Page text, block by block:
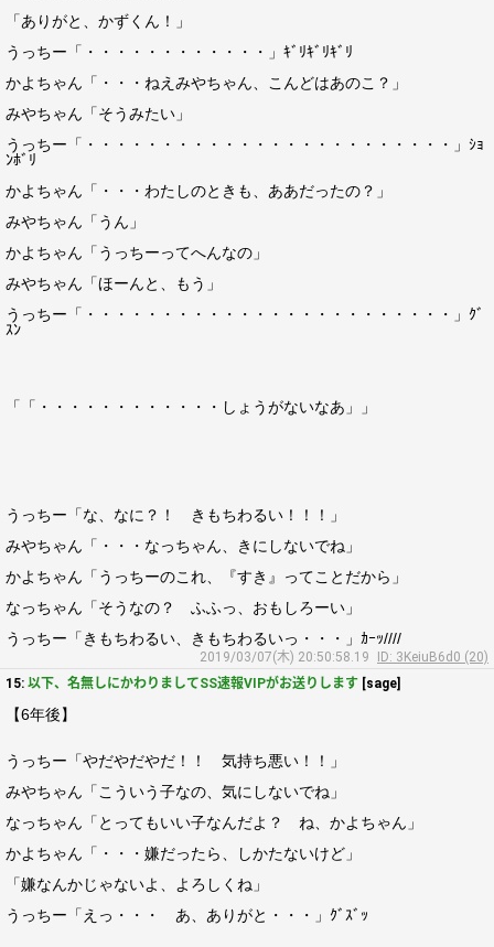
「ありがと、かずくん！」
うっちー「・・・・・・・・・・・・」ｷﾞﾘｷﾞﾘｷﾞﾘ
かよちゃん「・・・ねえみやちゃん、こんどはあのこ？」
みやちゃん「そうみたい」
うっちー「・・・・・・・・・・・・・・・・・・・・・・・・」ｼｮ
ﾝﾎﾞﾘ
かよちゃん「・・・わたしのときも、ああだったの？」
みやちゃん「うん」
かよちゃん「うっちーってへんなの」
みやちゃん「ほーんと、もう」
うっちー「・・・・・・・・・・・・・・・・・・・・・・・・」ｸﾞ
ｽﾝ
「「・・・・・・・・・・・・しょうがないなあ」」
うっちー「な、なに？！ きもちわるい！！！」
みやちゃん「・・・なっちゃん、きにしないでね」
かよちゃん「うっちーのこれ、『すき』ってことだから」
なっちゃん「そうなの？ ふふっ、おもしろーい」
うっちー「きもちわるい、きもちわるいっ・・・」ｶｰｯ////
2019/03/07(木) 20:50:58.19
ID: 3KeiuB6d0 (20)
15: 以下、名無しにかわりましてSS速報VIPがお送りします [sage]
【6年後】
うっちー「やだやだやだ！！ 気持ち悪い！！」
みやちゃん「こういう子なの、気にしないでね」
なっちゃん「とってもいい子なんだよ？ ね、かよちゃん」
かよちゃん「・・・嫌だったら、しかたないけど」
「嫌なんかじゃないよ、よろしくね」
うっちー「えっ・・・ あ、ありがと・・・」ｸﾞｽﾞｯ